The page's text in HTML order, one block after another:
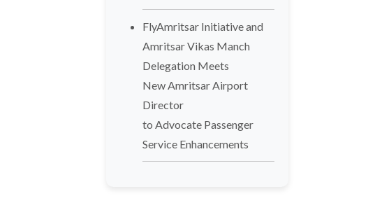
FlyAmritsar Initiative and
Amritsar Vikas Manch
Delegation Meets
New Amritsar Airport
Director
to Advocate Passenger
Service Enhancements